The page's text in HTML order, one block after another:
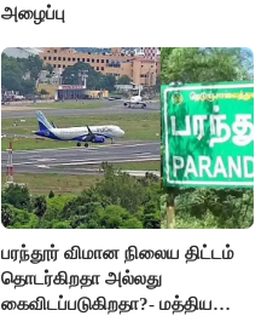
அழைப்பு
பரந்தூர் விமான நிலைய திட்டம்
தொடர்கிறதா அல்லது
கைவிடப்படுகிறதா?- மத்திய